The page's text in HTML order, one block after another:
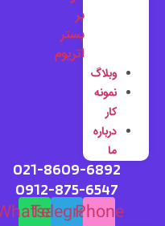
بر
بستر
اتریوم
وبلاگ
نمونه
کار
درباره
ما
021-8609-6892
0912-875-6547
Phone
Telegram
Whatsapp